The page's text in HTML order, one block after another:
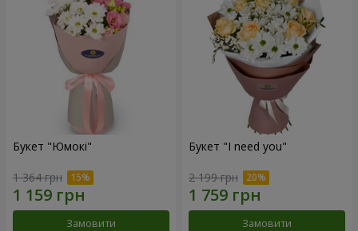
Букет "Юмокі"
1 364 грн
Замовити
Букет "I need you"
2 199 грн
Замовити